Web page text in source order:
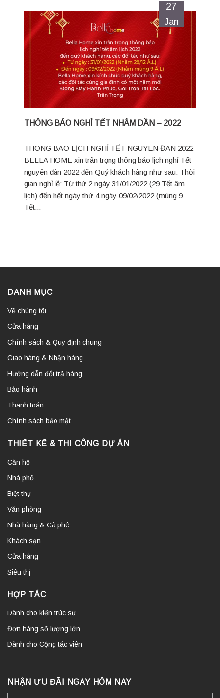
THÔNG BÁO NGHỈ TẾT NHÂM DẦN – 2022
THÔNG BÁO LỊCH NGHỈ TẾT NGUYÊN ĐÁN 2022
BELLA HOME xin trân trọng thông báo lịch nghỉ Tết
nguyên đán 2022 đến Quý khách hàng như sau: Thời
gian nghỉ lễ: Từ thứ 2 ngày 31/01/2022 (29 Tết âm
lịch) đến hết ngày thứ 4 ngày 09/02/2022 (mùng 9
Tết...
27
Jan
DANH MỤC
Về chúng tôi
Cửa hàng
Chính sách & Quy định chung
Giao hàng & Nhận hàng
Hướng dẫn đổi trả hàng
Bảo hành
Thanh toán
Chính sách bảo mật
THIẾT KẾ & THI CÔNG DỰ ÁN
Căn hộ
Nhà phố
Biệt thự
Văn phòng
Nhà hàng & Cà phê
Khách sạn
Cửa hàng
Siêu thị
HỢP TÁC
Dành cho kiến trúc sư
Đơn hàng số lượng lớn
Dành cho Cộng tác viên
NHẬN ƯU ĐÃI NGAY HÔM NAY